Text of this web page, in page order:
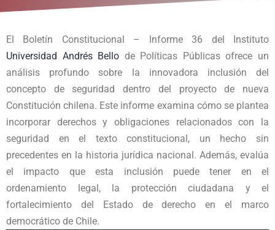
El Boletín Constitucional – Informe 36 del Instituto
Universidad Andrés Bello de Políticas Públicas ofrece un
análisis profundo sobre la innovadora inclusión del
concepto de seguridad dentro del proyecto de nueva
Constitución chilena. Este informe examina cómo se plantea
incorporar derechos y obligaciones relacionados con la
seguridad en el texto constitucional, un hecho sin
precedentes en la historia jurídica nacional. Además, evalúa
el impacto que esta inclusión puede tener en el
ordenamiento legal, la protección ciudadana y el
fortalecimiento del Estado de derecho en el marco
democrático de Chile.